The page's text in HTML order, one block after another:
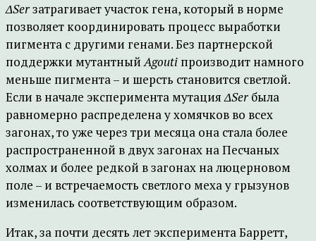
ΔSerзатрагивает участок гена, который в норме
позволяет координировать процесс выработки
пигмента с другими генами. Без партнерской
поддержки мутантныйAgouti производит намного
меньше пигмента – и шерсть становится светлой.
Если в начале эксперимента мутацияΔSer была
равномерно распределена у хомячков во всех
загонах, то уже через три месяца она стала более
распространенной в двух загонах на Песчаных
холмах и более редкой в загонах на люцерновом
поле – и встречаемость светлого меха у грызунов
изменилась соответствующим образом.
Итак, за почти десять лет эксперимента Барретт,